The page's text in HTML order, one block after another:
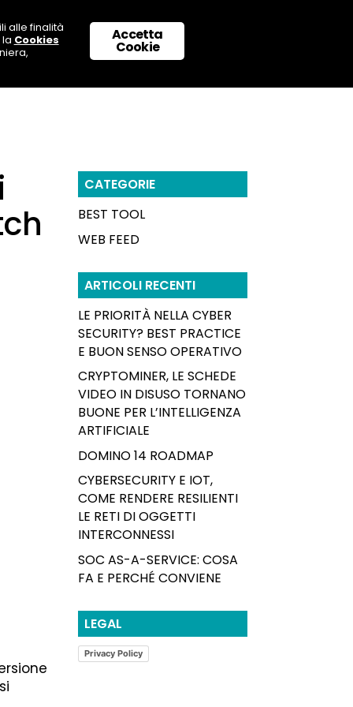
NOI SUPPORTO & CONTATTI
CATEGORIE
BEST TOOL
WEB FEED
ARTICOLI RECENTI
LE PRIORITÀ NELLA CYBER
SECURITY? BEST PRACTICE
E BUON SENSO OPERATIVO
CRYPTOMINER, LE SCHEDE
VIDEO IN DISUSO TORNANO
BUONE PER L’INTELLIGENZA
ARTIFICIALE
DOMINO 14 ROADMAP
CYBERSECURITY E IOT,
COME RENDERE RESILIENTI
LE RETI DI OGGETTI
INTERCONNESSI
SOC AS-A-SERVICE: COSA
FA E PERCHÉ CONVIENE
LEGAL
Privacy Policy
Accetta
Cookie
alle finalità
Cookies